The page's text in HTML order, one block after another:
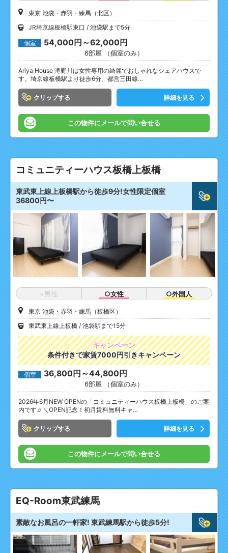
東京 池袋・赤羽・練馬（北区）
JR埼京線板橋駅東口
池袋駅まで5分
個室 54,000円～62,000円
6部屋 （個室のみ）
Ariya House 滝野川は女性専用の綺麗でおしゃれなシェアハウスで
す。埼京線板橋駅より徒歩6分、都営三田線…
クリップ 詳細を見る
この物件にメールで問い合せる
コミュニティーハウス板橋上板橋
東武東上線上板橋駅から徒歩9分!女性限定個室
36800円〜
×男性 ○女性 ○外国人
東京 池袋・赤羽・練馬（板橋区）
東武東上線上板橋
池袋駅まで15分
キャンペーン
条件付きで家賃7000円引きキャンペーン
個室 36,800円～44,800円
6部屋 （個室のみ）
2026年6月NEW OPENの「コミュニティーハウス板橋上板橋」のご案
内です♫ ＼OPEN記念！初月賃料無料キャ…
クリップ 詳細を見る
この物件にメールで問い合せる
EQ-Room東武練馬
素敵なお風呂の一軒家! 東武練馬駅から徒歩5分!